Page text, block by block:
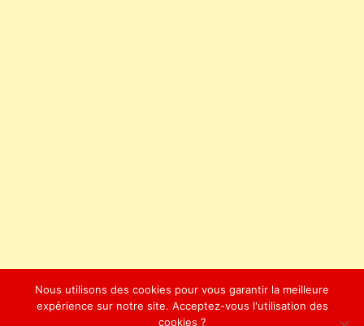
Nous utilisons des cookies pour vous garantir la meilleure
expérience sur notre site. Acceptez-vous l'utilisation des
cookies ?